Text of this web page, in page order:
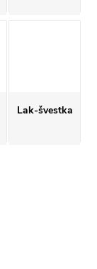
Lak-švestka